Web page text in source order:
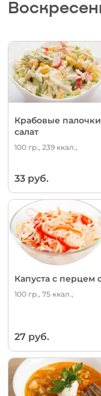
Крабовые палочки
салат
100 гр., 239 ккал.,
33 руб.
Капуста с перцем
100 гр., 75 ккал.,
27 руб.